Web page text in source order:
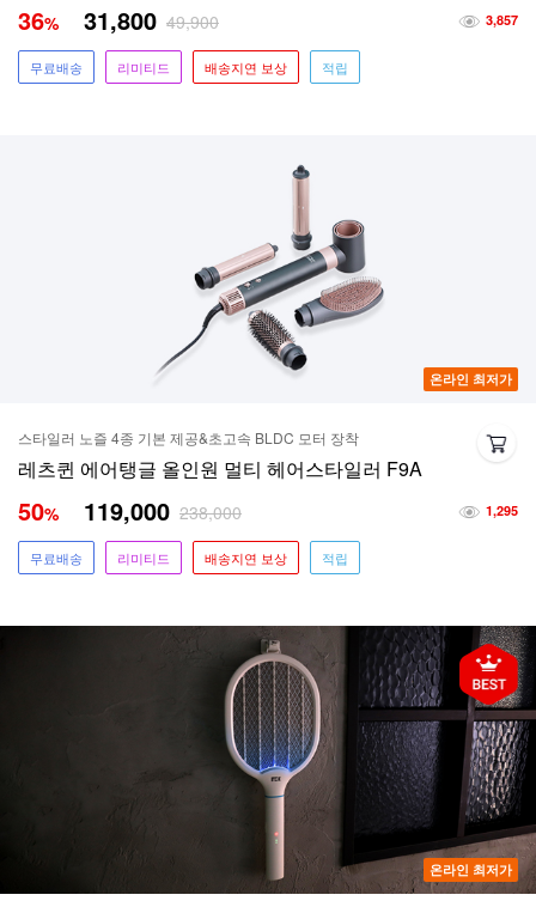
3,857
36% 31,800 49,900
무료배송 리미티드 배송지연 보상 적립
온라인 최저가
스타일러 노즐 4종 기본 제공&초고속 BLDC 모터 장착
레츠퀸 에어탱글 올인원 멀티 헤어스타일러 F9A
1,295
50% 119,000 238,000
무료배송 리미티드 배송지연 보상 적립
온라인 최저가